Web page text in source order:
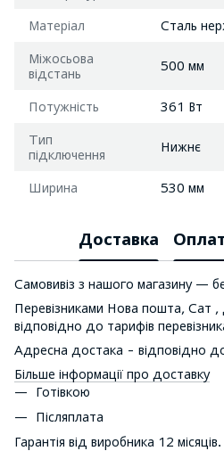
Матеріал Сталь
Міжосьова
відстань
500 мм
Потужність 361 Вт
Тип
підключення
Нижнє
Ширина 530 мм
Доставка
Самовивіз з нашого магазину —
Перевізниками Нова пошта, Сат ,
відповідно до тарифів
Адресна достака - відповідно до
Більше інформації про доставку
Готівкою
Післяплата
Гарантія від виробника 12 місяців.